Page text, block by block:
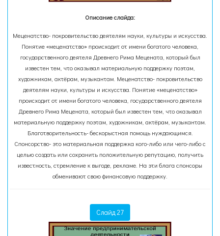
Описание слайда:
Меценатство- покровительство деятелям науки, культуры и искусства.
Понятие «меценатство» происходит от имени богатого человека,
государственного деятеля Древнего Рима Мецената, который был
известен тем, что оказывал материальную поддержку поэтам,
художникам, актёрам, музыкантам. Меценатство- покровительство
деятелям науки, культуры и искусства. Понятие «меценатство»
происходит от имени богатого человека, государственного деятеля
Древнего Рима Мецената, который был известен тем, что оказывал
материальную поддержку поэтам, художникам, актёрам, музыкантам.
Благотворительность- бескорыстная помощь нуждающимся.
Спонсорство- это материальная поддержка кого-либо или чего-либо с
целью создать или сохранить положительную репутацию, получить
известность, стремление к выгоде, рекламе. На эти блага спонсоры
обменивают свою финансовую поддержку.
Слайд 27